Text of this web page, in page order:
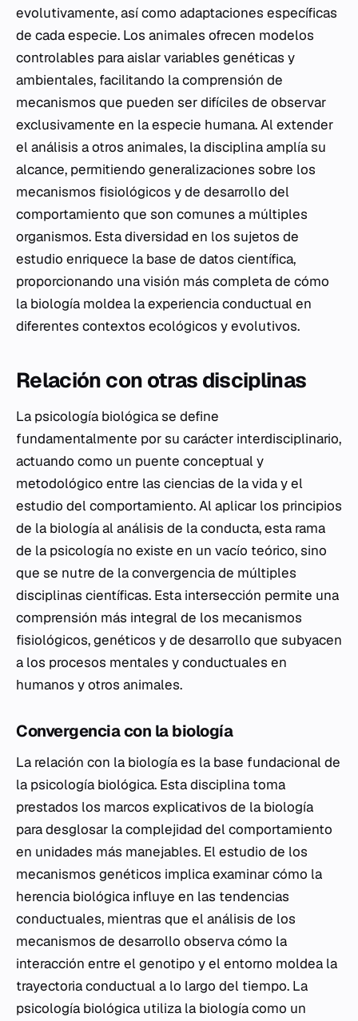
evolutivamente, así como adaptaciones específicas
de cada especie. Los animales ofrecen modelos
controlables para aislar variables genéticas y
ambientales, facilitando la comprensión de
mecanismos que pueden ser difíciles de observar
exclusivamente en la especie humana. Al extender
el análisis a otros animales, la disciplina amplía su
alcance, permitiendo generalizaciones sobre los
mecanismos fisiológicos y de desarrollo del
comportamiento que son comunes a múltiples
organismos. Esta diversidad en los sujetos de
estudio enriquece la base de datos científica,
proporcionando una visión más completa de cómo
la biología moldea la experiencia conductual en
diferentes contextos ecológicos y evolutivos.
Relación con otras disciplinas
La psicología biológica se define
fundamentalmente por su carácter interdisciplinario,
actuando como un puente conceptual y
metodológico entre las ciencias de la vida y el
estudio del comportamiento. Al aplicar los principios
de la biología al análisis de la conducta, esta rama
de la psicología no existe en un vacío teórico, sino
que se nutre de la convergencia de múltiples
disciplinas científicas. Esta intersección permite una
comprensión más integral de los mecanismos
fisiológicos, genéticos y de desarrollo que subyacen
a los procesos mentales y conductuales en
humanos y otros animales.
Convergencia con la biología
La relación con la biología es la base fundacional de
la psicología biológica. Esta disciplina toma
prestados los marcos explicativos de la biología
para desglosar la complejidad del comportamiento
en unidades más manejables. El estudio de los
mecanismos genéticos implica examinar cómo la
herencia biológica influye en las tendencias
conductuales, mientras que el análisis de los
mecanismos de desarrollo observa cómo la
interacción entre el genotipo y el entorno moldea la
trayectoria conductual a lo largo del tiempo. La
psicología biológica utiliza la biología como un